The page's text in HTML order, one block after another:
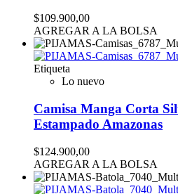
$109.900,00
AGREGAR A LA BOLSA
Etiqueta
Lo nuevo
Camisa Manga Corta
Estampado Amazonas
$124.900,00
AGREGAR A LA BOLSA